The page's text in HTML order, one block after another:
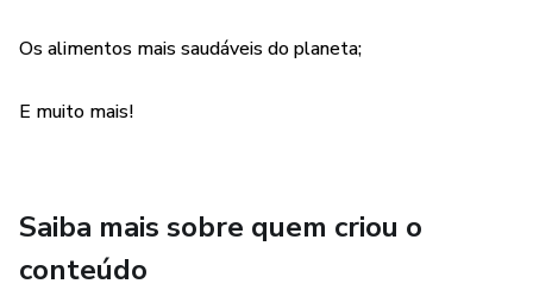
Os alimentos mais saudáveis do planeta;
E muito mais!
Saiba mais sobre quem criou o
conteúdo